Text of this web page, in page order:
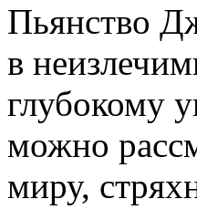
Пьянство
в
глубокому
можно
миру,